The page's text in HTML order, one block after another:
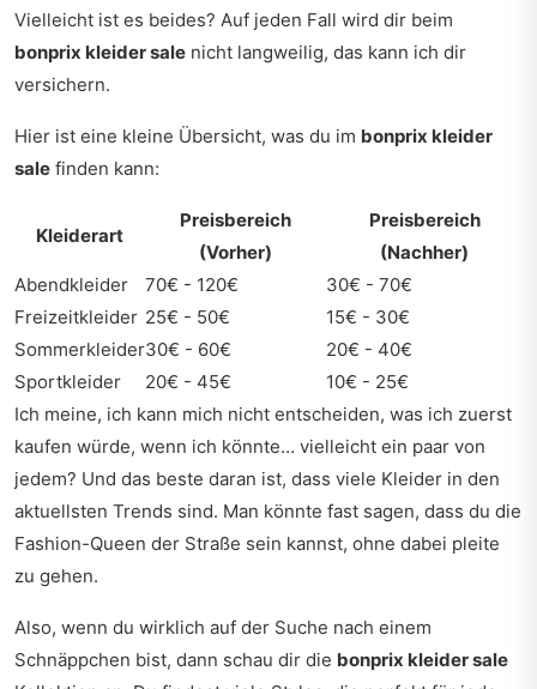
Vielleicht ist es beides? Auf jeden Fall wird dir beim
bonprix kleider sale nicht langweilig, das kann ich dir
versichern.
Hier ist eine kleine Übersicht, was du im bonprix kleider
sale finden kann:
Kleiderart
Preisbereich
(Vorher)
Preisbereich
(Nachher)
Abendkleider
70€ - 120€
30€ - 70€
Freizeitkleider 25€ - 50€
15€ - 30€
Sommerkleider30€ - 60€
20€ - 40€
Sportkleider
20€ - 45€
10€ - 25€
Ich meine, ich kann mich nicht entscheiden, was ich zuerst
kaufen würde, wenn ich könnte… vielleicht ein paar von
jedem? Und das beste daran ist, dass viele Kleider in den
aktuellsten Trends sind. Man könnte fast sagen, dass du die
Fashion-Queen der Straße sein kannst, ohne dabei pleite
zu gehen.
Also, wenn du wirklich auf der Suche nach einem
Schnäppchen bist, dann schau dir die bonprix kleider sale